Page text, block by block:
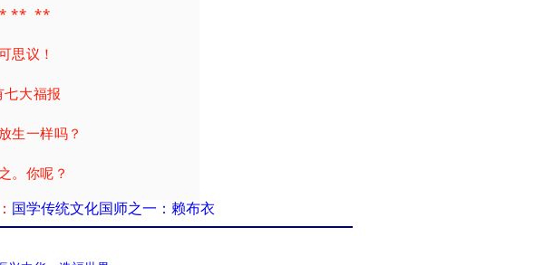
** **
思议！
大福报
生一样吗？
。你呢？
直到老！
国学传统文化国师之一：赖布衣